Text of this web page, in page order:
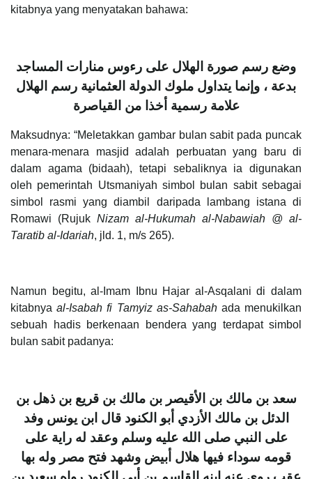
kitabnya yang menyatakan bahawa:
وضع رسم صورة الهلال على رءوس منارات المساجد
بدعة ، وإنما يتداول ملوك الدولة العثمانية رسم الهلال
علامة رسمية أخذا من القياصرة
Maksudnya: “Meletakkan gambar bulan sabit pada puncak
menara-menara masjid adalah perbuatan yang baru di
dalam agama (bidaah), tetapi sebaliknya ia digunakan
oleh pemerintah Utsmaniyah simbol bulan sabit sebagai
simbol rasmi yang diambil daripada lambang istana di
Romawi (Rujuk Nizam al-Hukumah al-Nabawiah @ al-
Taratib al-Idariah, jld. 1, m/s 265).
Namun begitu, al-Imam Ibnu Hajar al-Asqalani di dalam
kitabnyaal-Isabah fi Tamyiz as-Sahabahada menukilkan
sebuah hadis berkenaan bendera yang terdapat simbol
bulan sabit padanya:
سعد بن مالك بن الأقيصر بن مالك بن قريع بن ذهل بن
الدئل بن مالك الأزدي أبو الكنود قال ابن يونس وفد
على النبي صلى الله عليه وسلم وعقد له راية على
قومه سوداء فيها هلال أبيض وشهد فتح مصر وله بها